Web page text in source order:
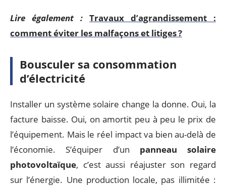
Lire également : Travaux d’agrandissement :
comment éviter les malfaçons et litiges ?
Bousculer sa consommation
d’électricité
Installer un système solaire change la donne. Oui, la
facture baisse. Oui, on amortit peu à peu le prix de
l’équipement. Mais le réel impact va bien au-delà de
l’économie. S’équiper d’un panneau solaire
photovoltaïque, c’est aussi réajuster son regard
sur l’énergie. Une production locale, pas illimitée :